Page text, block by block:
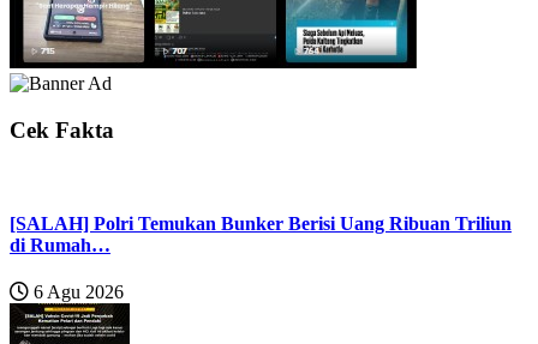
Cek Fakta
[SALAH] Polri Temukan Bunker Berisi Uang Ribuan Triliun
di Rumah…
6 Agu 2026